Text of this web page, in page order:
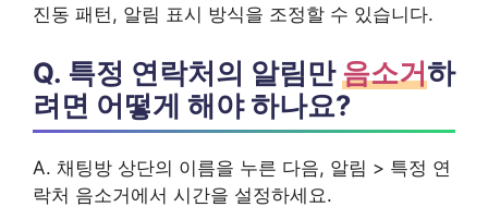
진동 패턴, 알림 표시 방식을 조정할 수 있습니다.
Q. 특정 연락처의 알림만음소거하
려면 어떻게 해야 하나요?
A. 채팅방 상단의 이름을 누른 다음, 알림 > 특정 연
락처 음소거에서 시간을 설정하세요.